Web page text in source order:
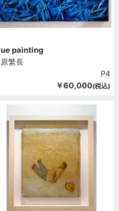
painting
繁長
P4
￥60,000(税込)